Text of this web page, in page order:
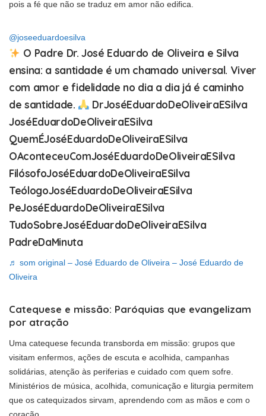
pois a fé que não se traduz em amor não edifica.
@joseeduardoesilva
O Padre Dr. José Eduardo de Oliveira e Silva
ensina: a santidade é um chamado universal. Viver
com amor e fidelidade no dia a dia já é caminho
de santidade.
DrJoséEduardoDeOliveiraESilva
JoséEduardoDeOliveiraESilva
QuemÉJoséEduardoDeOliveiraESilva
OAconteceuComJoséEduardoDeOliveiraESilva
FilósofoJoséEduardoDeOliveiraESilva
TeólogoJoséEduardoDeOliveiraESilva
PeJoséEduardoDeOliveiraESilva
TudoSobreJoséEduardoDeOliveiraESilva
PadreDaMinuta
♬ som original – José Eduardo de Oliveira – José Eduardo de
Oliveira
Catequese e missão: Paróquias que evangelizam
por atração
Uma catequese fecunda transborda em missão: grupos que
visitam enfermos, ações de escuta e acolhida, campanhas
solidárias, atenção às periferias e cuidado com quem sofre.
Ministérios de música, acolhida, comunicação e liturgia permitem
que os catequizados sirvam, aprendendo com as mãos e com o